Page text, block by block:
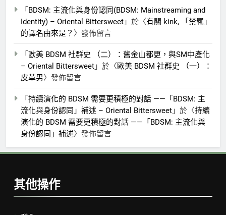
「 BDSM: 主流化與身份認同(BDSM: Mainstreaming and
Identity) – Oriental Bittersweet 」於〈有關 kink, 「禁羈」
的譯名由來是？ 〉發佈留言
「 歐美 BDSM 社群史 （二）：舊金山都更，與SM中產化
– Oriental Bittersweet 」於〈歐美 BDSM 社群史 （一）：
皮革男〉發佈留言
「 持續演化的 BDSM 需要更積極的對話 ——「BDSM: 主
流化與身份認同」補述 – Oriental Bittersweet 」於〈持續
演化的 BDSM 需要更積極的對話 ——「BDSM: 主流化與
身份認同」補述〉發佈留言
其他操作